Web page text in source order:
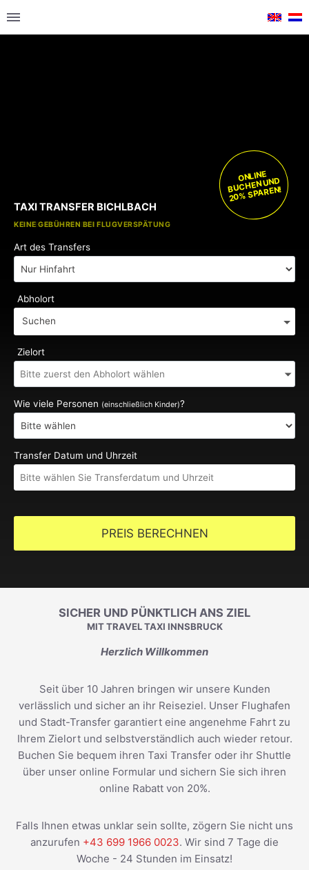
KOSTENLOSE KINDERSITZE
KEINE GEBÜHREN BEI FLUGVERSPÄTUNG
TAXI TRANSFER BICHLBACH
ONLINE
BUCHEN UND
20% SPAREN!
Art des Transfers
Abholort
Suchen
Zielort
Wie viele Personen (einschließlich Kinder)?
Transfer Datum und Uhrzeit
PREIS BERECHNEN
SICHER UND PÜNKTLICH ANS ZIEL
MIT TRAVEL TAXI INNSBRUCK
Herzlich Willkommen
Seit über 10 Jahren bringen wir unsere Kunden
verlässlich und sicher an ihr Reiseziel. Unser Flughafen
und Stadt-Transfer garantiert eine angenehme Fahrt zu
Ihrem Zielort und selbstverständlich auch wieder retour.
Buchen Sie bequem ihren Taxi Transfer oder ihr Shuttle
über unser online Formular und sichern Sie sich ihren
online Rabatt von 20%.
Falls Ihnen etwas unklar sein sollte, zögern Sie nicht uns
anzurufen +43 699 1966 0023. Wir sind 7 Tage die
Woche - 24 Stunden im Einsatz!